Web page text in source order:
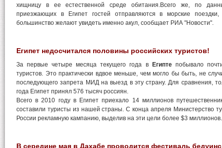
хищницу в ее естественной среде обитания.Всего же, по
приезжающих в Египет гостей отправляются в морские
большинство желают увидеть именно акул, сообщает РИА "Новости".
Египет недосчитался половины российских туристов!
За первые четыре месяца текущего года в Египтепобывало
туристов. Это практически вдвое меньше, чем могло бы быть, не
последующего запрета МИД на выезд в эту страну. Для сравнения,
года Египет принял 576 тысяч россиян.
Всего в 2010 году в Египет приехало 14 миллионов
составили туристы из нашей страны. С конца апреля Министерство
России рекламную кампанию, выделив на эти цели более $3 миллионов.
В середине мая в Дахабе проводится фестиваль